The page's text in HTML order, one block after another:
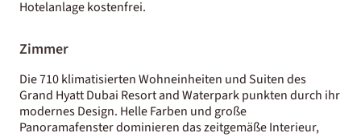
Hotelanlage kostenfrei.
Zimmer
Die 710 klimatisierten Wohneinheiten und Suiten des
Grand Hyatt Dubai Resort and Waterpark punkten durch ihr
modernes Design. Helle Farben und große
Panoramafenster dominieren das zeitgemäße Interieur,